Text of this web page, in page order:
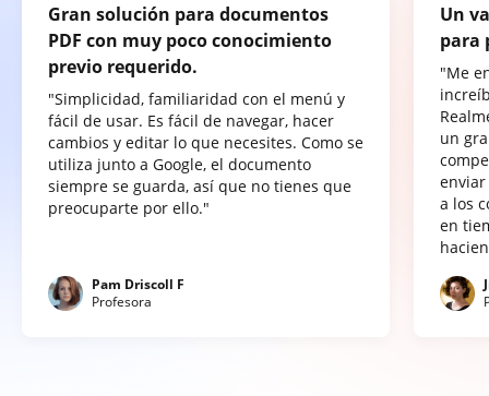
Gran solución para documentos
PDF con muy poco conocimiento
previo requerido.
"Simplicidad, familiaridad con el menú y
fácil de usar. Es fácil de navegar, hacer
cambios y editar lo que necesites. Como se
utiliza junto a Google, el documento
siempre se guarda, así que no tienes que
preocuparte por ello."
Pam Driscoll F
Profesora
Un
para
"Me
un
a los
en